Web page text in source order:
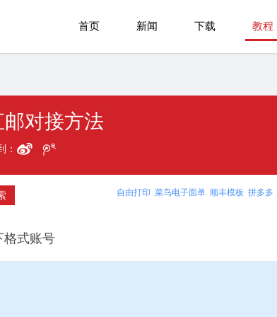
首页 新闻 下载 教程
对接方法
：
自由打印 菜鸟电子面单 顺丰模板 拼多多
格式账号